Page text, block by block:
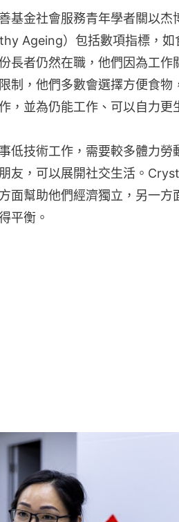
基金社會服務青年學者關以
Ageing）包括數項指標，如
長者仍然在職，他們因為工作
制，他們多數會選擇方便食物
，並為仍能工作、可以自力更
低技術工作，需要較多體力勞
友，可以展開社交生活。
面幫助他們經濟獨立，另一方
平衡。